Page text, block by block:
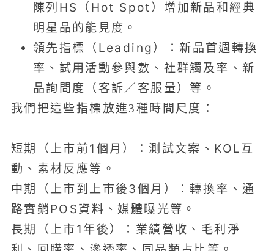
陳列HS（Hot Spot）增加新品和經典
明星品的能見度。
領先指標（Leading）：新品首週轉換
率、試用活動參與數、社群觸及率、新
品詢問度（客訴／客服量）等。
我們把這些指標放進3種時間尺度：
短期（上市前1個月）：測試文案、KOL互
動、素材反應等。
中期（上市到上市後3個月）：轉換率、通
路實銷POS資料、媒體曝光等。
長期（上市1年後）：業績營收、毛利淨